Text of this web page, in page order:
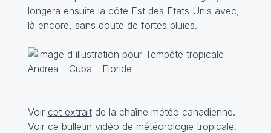
longera ensuite la côte Est des Etats Unis avec,
là encore, sans doute de fortes pluies.
Voir cet extraitde la chaîne météo canadienne.
Voir ce bulletin vidéo de météorologie tropicale.